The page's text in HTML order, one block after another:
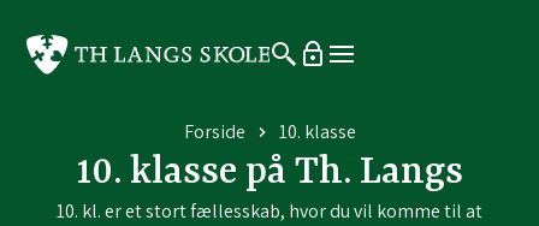
Forside 10. klasse
10. klasse på Th. Langs
10. kl. er et stort fællesskab, hvor du vil komme til at